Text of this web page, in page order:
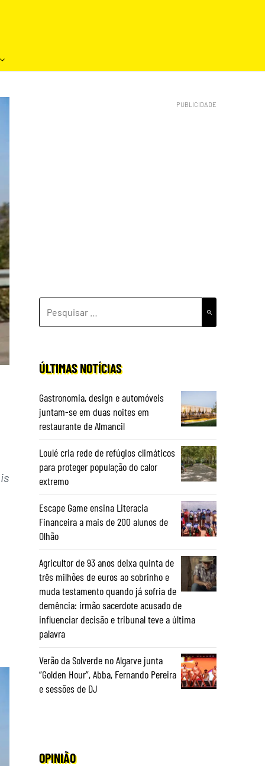
POR:
ÚLTIMAS NOTÍCIAS
Gastronomia, design e automóveis
juntam-se em duas noites em
restaurante de Almancil
Loulé cria rede de refúgios climáticos
para proteger população do calor
extremo
Escape Game ensina Literacia
Financeira a mais de 200 alunos de
Olhão
Agricultor de 93 anos deixa quinta de
três milhões de euros ao sobrinho e
muda testamento quando já sofria de
demência: irmão sacerdote acusado de
influenciar decisão e tribunal teve a última
palavra
Verão da Solverde no Algarve junta
“Golden Hour”, Abba, Fernando Pereira
e sessões de DJ
OPINIÃO